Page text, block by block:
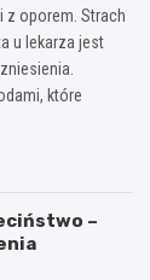
oporem. Strach
u lekarza jest
które
–